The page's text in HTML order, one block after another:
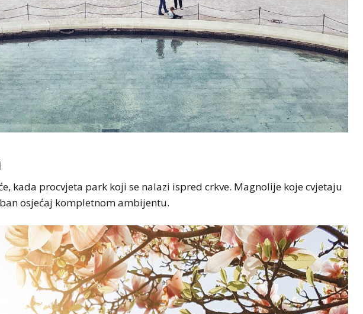
kada procvjeta park koji se nalazi ispred crkve. Magnolije koje cvjetaju
osjećaj kompletnom ambijentu.